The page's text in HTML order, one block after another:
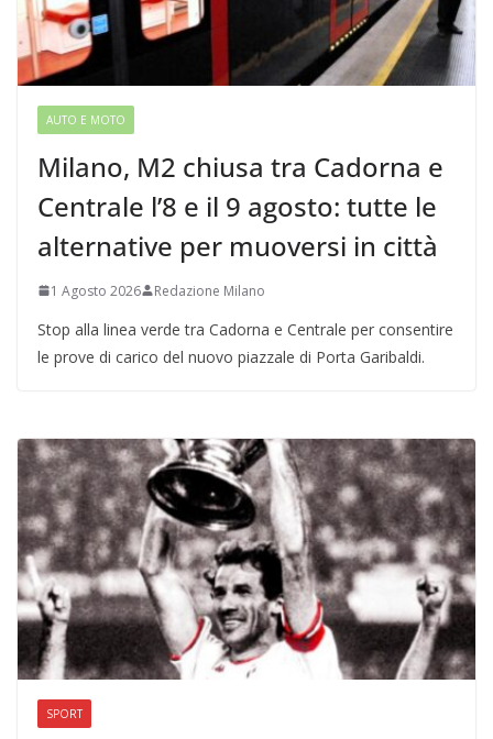
AUTO E MOTO
Milano, M2 chiusa tra Cadorna e
Centrale l’8 e il 9 agosto: tutte le
alternative per muoversi in città
1 Agosto 2026 Redazione Milano
Stop alla linea verde tra Cadorna e Centrale per consentire
le prove di carico del nuovo piazzale di Porta Garibaldi.
SPORT